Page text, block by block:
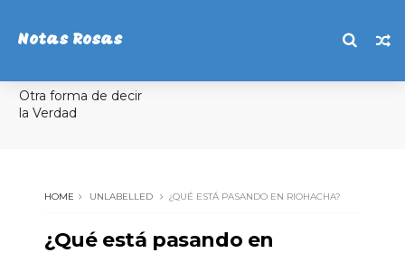
Notas Rosas
Otra forma de decir
la Verdad
HOME UNLABELLED ¿QUÉ ESTÁ PASANDO EN RIOHACHA?
¿Qué está pasando en